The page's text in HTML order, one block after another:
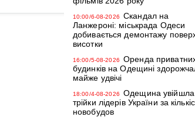
10:00/6-08-2026
Скандал на
Ланжероні: міськрада Одеси
добивається демонтажу
висотки
16:00/5-08-2026
Оренда
будинків на Одещині
майже удвічі
18:00/4-08-2026
Одещина
трійки лідерів України за
новобудов